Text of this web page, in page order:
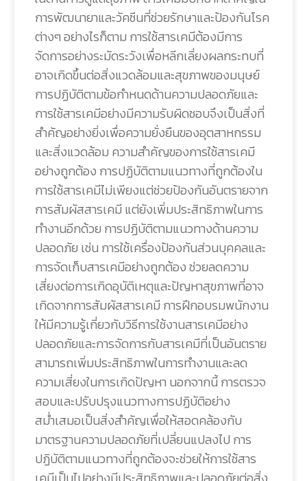
การพัฒนายาและวัคซีนที่ช่วยรักษาและป้องกันโรค
ต่างๆ อย่างไรก็ตาม การใช้สารเคมีต้องมีการ
จัดการอย่างระมัดระวังเพื่อหลีกเลี่ยงผลกระทบที่
อาจเกิดขึ้นต่อสิ่งแวดล้อมและสุขภาพของมนุษย์
การปฏิบัติตามข้อกำหนดด้านความปลอดภัยและ
การใช้สารเคมีอย่างมีความรับผิดชอบจึงเป็นสิ่งที่
สำคัญอย่างยิ่งเพื่อความยั่งยืนของอุตสาหกรรม
และสิ่งแวดล้อม ความสำคัญของการใช้สารเคมี
อย่างถูกต้อง การปฏิบัติตามแนวทางที่ถูกต้องใน
การใช้สารเคมีไม่เพียงแต่ช่วยป้องกันอันตรายจาก
การสัมผัสสารเคมี แต่ยังเพิ่มประสิทธิภาพในการ
ทำงานอีกด้วย การปฏิบัติตามแนวทางด้านความ
ปลอดภัย เช่น การใช้เครื่องป้องกันส่วนบุคคลและ
การจัดเก็บสารเคมีอย่างถูกต้อง ช่วยลดความ
เสี่ยงต่อการเกิดอุบัติเหตุและปัญหาสุขภาพที่อาจ
เกิดจากการสัมผัสสารเคมี การฝึกอบรมพนักงาน
ให้มีความรู้เกี่ยวกับวิธีการใช้งานสารเคมีอย่าง
ปลอดภัยและการจัดการกับสารเคมีที่เป็นอันตราย
สามารถเพิ่มประสิทธิภาพในการทำงานและลด
ความเสี่ยงในการเกิดปัญหา นอกจากนี้ การตรวจ
สอบและปรับปรุงแนวทางการปฏิบัติอย่าง
สม่ำเสมอเป็นสิ่งสำคัญเพื่อให้สอดคล้องกับ
มาตรฐานความปลอดภัยที่เปลี่ยนแปลงไป การ
ปฏิบัติตามแนวทางที่ถูกต้องจะช่วยให้การใช้สาร